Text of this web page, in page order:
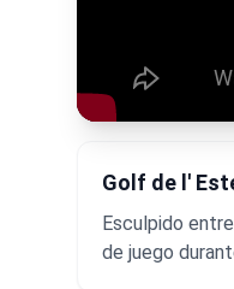
Golf de l'
Esculpido
de juego